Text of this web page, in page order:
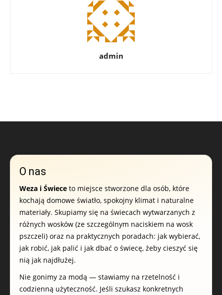
admin
O nas
Weza i Świece to miejsce stworzone dla osób, które
kochają domowe światło, spokojny klimat i naturalne
materiały. Skupiamy się na świecach wytwarzanych z
różnych wosków (ze szczególnym naciskiem na wosk
pszczeli) oraz na praktycznych poradach: jak wybierać,
jak robić, jak palić i jak dbać o świecę, żeby cieszyć się
nią jak najdłużej.
Nie gonimy za modą — stawiamy na rzetelność i
codzienną użyteczność. Jeśli szukasz konkretnych